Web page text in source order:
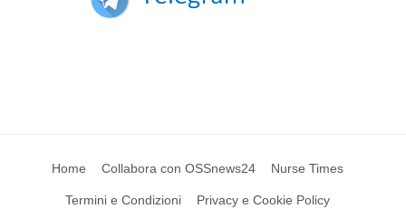
Home Collabora con OSSnews24 Nurse Times
Termini e Condizioni Privacy e Cookie Policy